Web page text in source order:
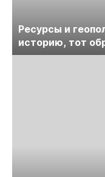
Ресурсы и
историю, тот